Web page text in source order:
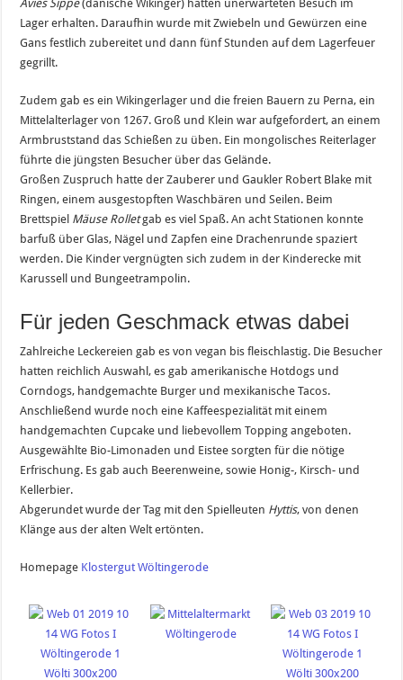
Avies Sippe(dänische Wikinger) hatten unerwarteten Besuch im
Lager erhalten. Daraufhin wurde mit Zwiebeln und Gewürzen eine
Gans festlich zubereitet und dann fünf Stunden auf dem Lagerfeuer
gegrillt.
Zudem gab es ein Wikingerlager und die freien Bauern zu Perna, ein
Mittelalterlager von 1267. Groß und Klein war aufgefordert, an einem
Armbruststand das Schießen zu üben. Ein mongolisches Reiterlager
führte die jüngsten Besucher über das Gelände.
Großen Zuspruch hatte der Zauberer und Gaukler Robert Blake mit
Ringen, einem ausgestopften Waschbären und Seilen. Beim
Brettspiel Mäuse Rolletgab es viel Spaß. An acht Stationen konnte
barfuß über Glas, Nägel und Zapfen eine Drachenrunde spaziert
werden. Die Kinder vergnügten sich zudem in der Kinderecke mit
Karussell und Bungeetrampolin.
Für jeden Geschmack etwas dabei
Zahlreiche Leckereien gab es von vegan bis fleischlastig. Die Besucher
hatten reichlich Auswahl, es gab amerikanische Hotdogs und
Corndogs, handgemachte Burger und mexikanische Tacos.
Anschließend wurde noch eine Kaffeespezialität mit einem
handgemachten Cupcake und liebevollem Topping angeboten.
Ausgewählte Bio-Limonaden und Eistee sorgten für die nötige
Erfrischung. Es gab auch Beerenweine, sowie Honig-, Kirsch- und
Kellerbier.
Abgerundet wurde der Tag mit den Spielleuten Hyttis, von denen
Klänge aus der alten Welt ertönten.
Homepage Klostergut Wöltingerode